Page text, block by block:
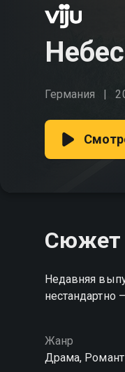
Германия
Сюжет
Недавняя
нестандартно
Жанр
Драма,